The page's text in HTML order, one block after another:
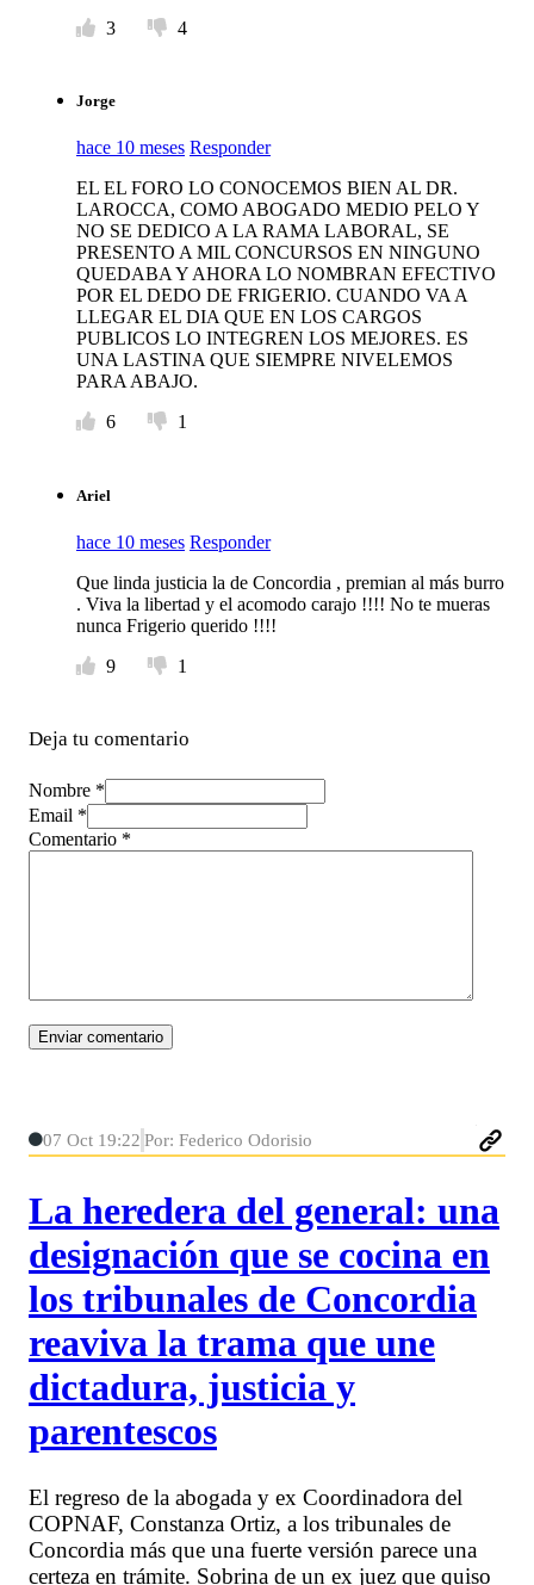
3
4
Jorge
hace 10 meses Responder
EL EL FORO LO CONOCEMOS BIEN AL DR.
LAROCCA, COMO ABOGADO MEDIO PELO Y
NO SE DEDICO A LA RAMA LABORAL, SE
PRESENTO A MIL CONCURSOS EN NINGUNO
QUEDABA Y AHORA LO NOMBRAN EFECTIVO
POR EL DEDO DE FRIGERIO. CUANDO VA A
LLEGAR EL DIA QUE EN LOS CARGOS
PUBLICOS LO INTEGREN LOS MEJORES. ES
UNA LASTINA QUE SIEMPRE NIVELEMOS
PARA ABAJO.
6
1
Ariel
hace 10 meses Responder
Que linda justicia la de Concordia , premian al más burro
. Viva la libertad y el acomodo carajo !!!! No te mueras
nunca Frigerio querido !!!!
9
1
Deja tu comentario
Nombre *
Email *
Comentario *
07 Oct 19:22 Por: Federico Odorisio
La heredera del general: una
designación que se cocina en
los tribunales de Concordia
reaviva la trama que une
dictadura, justicia y
parentescos
El regreso de la abogada y ex Coordinadora del
COPNAF, Constanza Ortiz, a los tribunales de
Concordia más que una fuerte versión parece una
certeza en trámite. Sobrina de un ex juez que quiso